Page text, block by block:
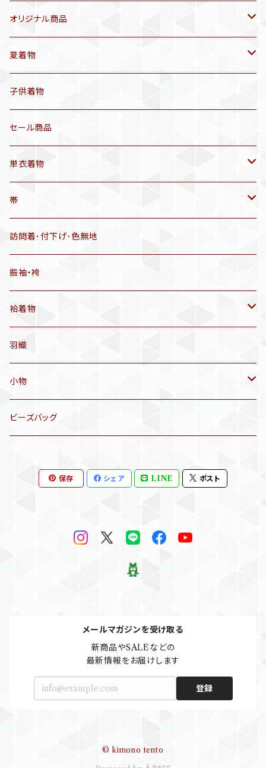
オリジナル商品
袷着物(10〜5月頃)
セオα 着物(5〜9月頃)
三分紐
帯揚げ
羽織
半幅帯
有松絞り浴衣(6～9月頃)
夏着物
アンティーク着物
リサイクル着物
子供着物
セール商品
単衣着物
アンティーク着物
リサイクル着物
帯
リサイクル帯
アンティーク帯
アンティーク仕立てかえ帯
名古屋帯
洒落袋帯
袋帯
訪問着･付下げ･色無地
振袖・袴
袷着物
アンティーク着物
リサイクル着物
訪問着、付下げ、色無地
リサイクル色無地
羽織
小物
帯揚げ
小物セット
ビーズバッグ
保存 シェア LINE ポスト
メールマガジンを受け取る
新商品やSALEなどの
最新情報をお届けします
登録
© kimono tento